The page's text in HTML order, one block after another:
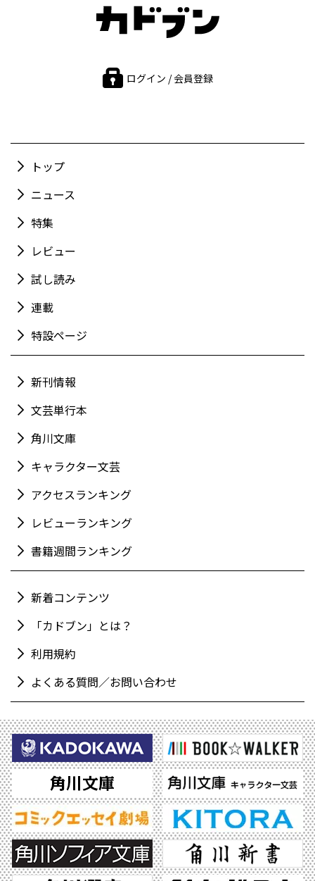
ログイン / 会員登録
トップ
ニュース
特集
レビュー
試し読み
連載
特設ページ
新刊情報
文芸単行本
角川文庫
キャラクター文芸
アクセスランキング
レビューランキング
書籍週間ランキング
新着コンテンツ
「カドブン」とは？
利用規約
よくある質問／お問い合わせ